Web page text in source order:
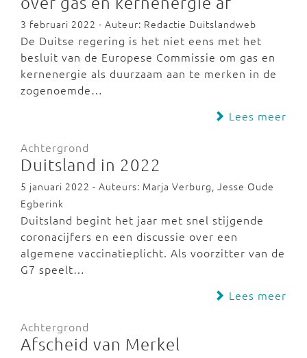
3 februari 2022 - Auteur: Redactie Duitslandweb
De Duitse regering is het niet eens met het
besluit van de Europese Commissie om gas en
kernenergie als duurzaam aan te merken in de
zogenoemde…
Lees meer
Achtergrond
Duitsland in 2022
5 januari 2022 - Auteurs: Marja Verburg, Jesse Oude
Egberink
Duitsland begint het jaar met snel stijgende
coronacijfers en een discussie over een
algemene vaccinatieplicht. Als voorzitter van de
G7 speelt…
Lees meer
Achtergrond
Afscheid van Merkel